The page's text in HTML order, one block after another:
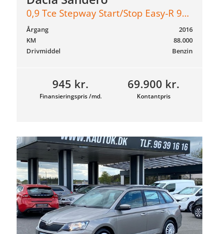
0,9 Tce Stepway Start/Stop Easy-R 90HK 5d Aut.
945 kr.
Finansieringspris /md.
69.900 kr.
Kontantpris
2016
Årgang
88.000
KM
Benzin
Drivmiddel